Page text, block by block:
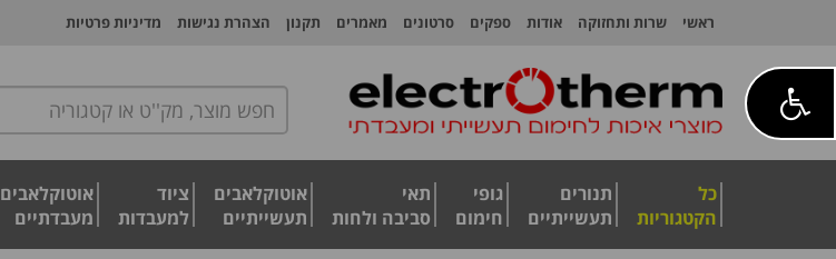
ראשי שרות ותחזוקה אודות ספקים סרטונים מאמרים תקנון הצהרת נגישות מדיניות פרטיות
כל
הקטגוריות
תנורים
תעשייתיים
גופי
חימום
תאי
סביבה ולחות
אוטוקלאבים
תעשייתיים
ציוד
למעבדות
אוטוקלאבים
מעבדתיים